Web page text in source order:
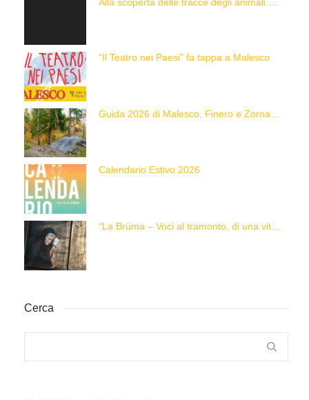
“Il Teatro nei Paesi” fa tappa a Malesco
Calendario Estivo 2026
Cerca